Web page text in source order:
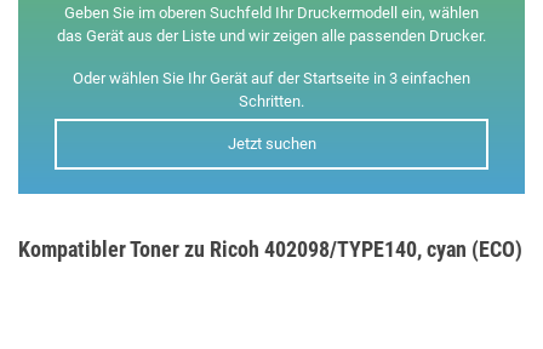
Geben Sie im oberen Suchfeld Ihr Druckermodell ein, wählen
das Gerät aus der Liste und wir zeigen alle passenden Drucker.
Oder wählen Sie Ihr Gerät auf der Startseite in 3 einfachen
Schritten.
Jetzt suchen
Kompatibler Toner zu Ricoh 402098/TYPE140, cyan (ECO)